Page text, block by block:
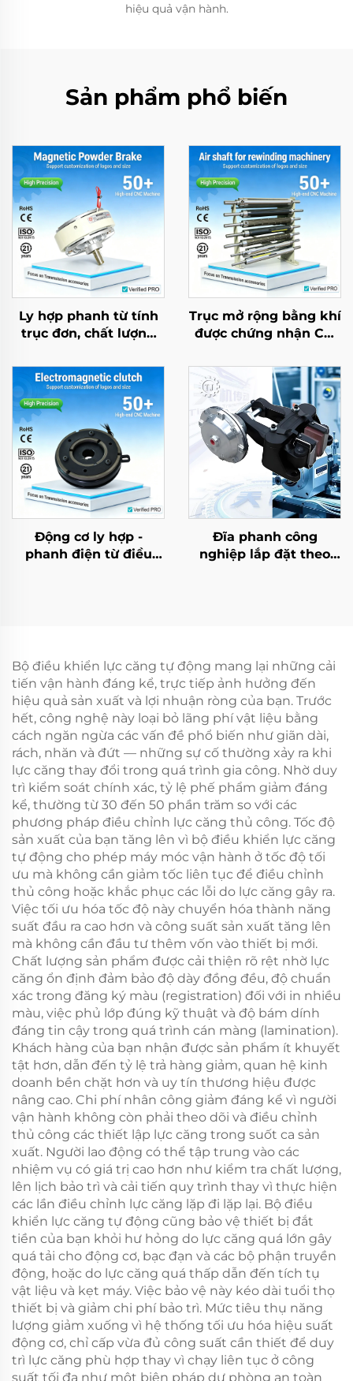
hiệu quả vận hành.
Sản phẩm phổ biến
Ly hợp phanh từ tính
trục đơn, chất lượng
DIN, mới
Trục mở rộng bằng khí
được chứng nhận CE,
nhôm, con lăn dệt may
ma sát thấp
Động cơ ly hợp -
phanh điện từ điều
Đĩa phanh công
nghiệp lắp đặt theo
Bộ điều khiển lực căng tự động mang lại những cải
tiến vận hành đáng kể, trực tiếp ảnh hưởng đến
hiệu quả sản xuất và lợi nhuận ròng của bạn. Trước
hết, công nghệ này loại bỏ lãng phí vật liệu bằng
cách ngăn ngừa các vấn đề phổ biến như giãn dài,
rách, nhăn và đứt — những sự cố thường xảy ra khi
lực căng thay đổi trong quá trình gia công. Nhờ duy
trì kiểm soát chính xác, tỷ lệ phế phẩm giảm đáng
kể, thường từ 30 đến 50 phần trăm so với các
phương pháp điều chỉnh lực căng thủ công. Tốc độ
sản xuất của bạn tăng lên vì bộ điều khiển lực căng
tự động cho phép máy móc vận hành ở tốc độ tối
ưu mà không cần giảm tốc liên tục để điều chỉnh
thủ công hoặc khắc phục các lỗi do lực căng gây ra.
Việc tối ưu hóa tốc độ này chuyển hóa thành năng
suất đầu ra cao hơn và công suất sản xuất tăng lên
mà không cần đầu tư thêm vốn vào thiết bị mới.
Chất lượng sản phẩm được cải thiện rõ rệt nhờ lực
căng ổn định đảm bảo độ dày đồng đều, độ chuẩn
xác trong đăng ký màu (registration) đối với in nhiều
màu, việc phủ lớp đúng kỹ thuật và độ bám dính
đáng tin cậy trong quá trình cán màng (lamination).
Khách hàng của bạn nhận được sản phẩm ít khuyết
tật hơn, dẫn đến tỷ lệ trả hàng giảm, quan hệ kinh
doanh bền chặt hơn và uy tín thương hiệu được
nâng cao. Chi phí nhân công giảm đáng kể vì người
vận hành không còn phải theo dõi và điều chỉnh
thủ công các thiết lập lực căng trong suốt ca sản
xuất. Người lao động có thể tập trung vào các
nhiệm vụ có giá trị cao hơn như kiểm tra chất lượng,
lên lịch bảo trì và cải tiến quy trình thay vì thực hiện
các lần điều chỉnh lực căng lặp đi lặp lại. Bộ điều
khiển lực căng tự động cũng bảo vệ thiết bị đắt
tiền của bạn khỏi hư hỏng do lực căng quá lớn gây
quá tải cho động cơ, bạc đạn và các bộ phận truyền
động, hoặc do lực căng quá thấp dẫn đến tích tụ
vật liệu và kẹt máy. Việc bảo vệ này kéo dài tuổi thọ
thiết bị và giảm chi phí bảo trì. Mức tiêu thụ năng
lượng giảm xuống vì hệ thống tối ưu hóa hiệu suất
động cơ, chỉ cấp vừa đủ công suất cần thiết để duy
trì lực căng phù hợp thay vì chạy liên tục ở công
suất tối đa như một biện pháp dự phòng an toàn